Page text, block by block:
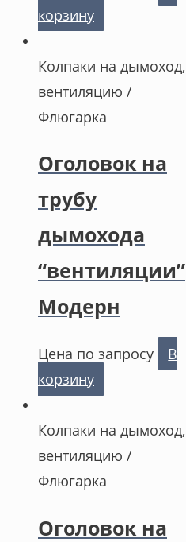
корзину
Колпаки на дымоход,
вентиляцию /
Флюгарка
Оголовок на
трубу
дымохода
“вентиляции”
Модерн
Цена по запросу
В
корзину
Колпаки на дымоход,
вентиляцию /
Флюгарка
Оголовок на